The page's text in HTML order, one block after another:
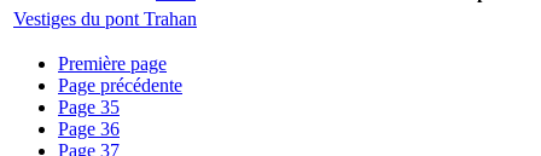
Vestiges du pont Trahan
Première page
Page précédente
Page 35
Page 36
Page 37